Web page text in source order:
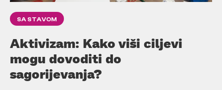
SA STAVOM
Aktivizam: Kako viši ciljevi
mogu dovoditi do
sagorijevanja?